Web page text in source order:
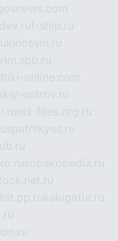
f-ship.ru
kinosvin.ru
online.com
ostrov.ru
nix-files.org.ru
sputnikyes.ru
sobakopedia.ru
kalugatur.ru